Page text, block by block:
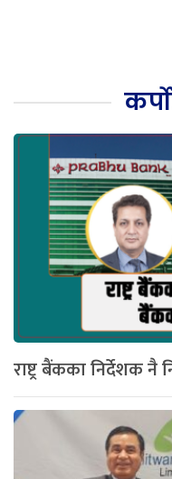
राष्ट्र बैंकका निर्देशक नै